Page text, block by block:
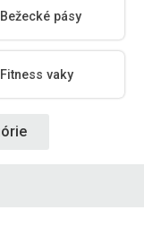
Bežecké pásy
Fitness vaky